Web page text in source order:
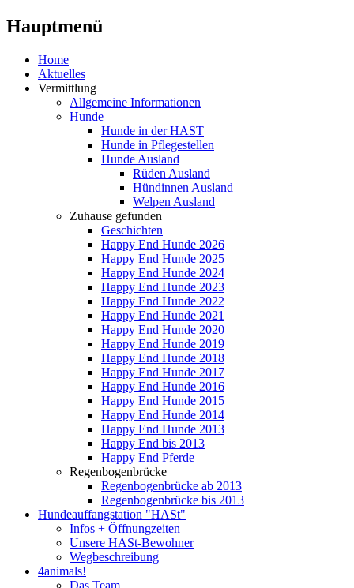
Hauptmenü
Home
Aktuelles
Vermittlung
Allgemeine Informationen
Hunde
Hunde in der HAST
Hunde in Pflegestellen
Hunde Ausland
Rüden Ausland
Hündinnen Ausland
Welpen Ausland
Zuhause gefunden
Geschichten
Happy End Hunde 2026
Happy End Hunde 2025
Happy End Hunde 2024
Happy End Hunde 2023
Happy End Hunde 2022
Happy End Hunde 2021
Happy End Hunde 2020
Happy End Hunde 2019
Happy End Hunde 2018
Happy End Hunde 2017
Happy End Hunde 2016
Happy End Hunde 2015
Happy End Hunde 2014
Happy End Hunde 2013
Happy End bis 2013
Happy End Pferde
Regenbogenbrücke
Regenbogenbrücke ab 2013
Regenbogenbrücke bis 2013
Hundeauffangstation "HASt"
Infos + Öffnungzeiten
Unsere HASt-Bewohner
Wegbeschreibung
4animals!
Das Team